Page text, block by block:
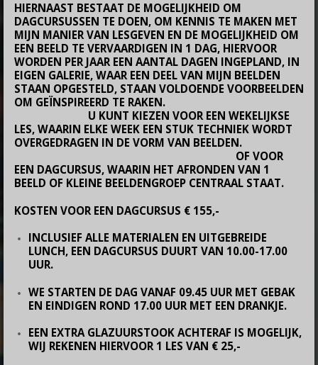
HIERNAAST BESTAAT DE MOGELIJKHEID OM
DAGCURSUSSEN TE DOEN, OM KENNIS TE MAKEN MET
MIJN MANIER VAN LESGEVEN EN DE MOGELIJKHEID OM
EEN BEELD TE VERVAARDIGEN IN 1 DAG, HIERVOOR
WORDEN PER JAAR EEN AANTAL DAGEN INGEPLAND, IN
EIGEN GALERIE, WAAR EEN DEEL VAN MIJN BEELDEN
STAAN OPGESTELD, STAAN VOLDOENDE VOORBEELDEN
OM GEÏNSPIREERD TE RAKEN.
U KUNT KIEZEN VOOR EEN WEKELIJKSE
LES, WAARIN ELKE WEEK EEN STUK TECHNIEK WORDT
OVERGEDRAGEN IN DE VORM VAN BEELDEN.
OF VOOR
EEN DAGCURSUS, WAARIN HET AFRONDEN VAN 1
BEELD OF KLEINE BEELDENGROEP CENTRAAL STAAT.
KOSTEN VOOR EEN DAGCURSUS € 155,-
INCLUSIEF ALLE MATERIALEN EN UITGEBREIDE
LUNCH, EEN DAGCURSUS DUURT VAN 10.00-17.00
UUR.
WE STARTEN DE DAG VANAF 09.45 UUR MET GEBAK
EN EINDIGEN ROND 17.00 UUR MET EEN DRANKJE.
EEN EXTRA GLAZUURSTOOK ACHTERAF IS MOGELIJK,
WIJ REKENEN HIERVOOR 1 LES VAN € 25,-